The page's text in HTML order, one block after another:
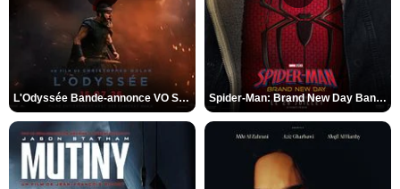
L'Odyssée Bande-annonce VO STFR Spider-Man: Brand New Day Bande-annonce VO STFR